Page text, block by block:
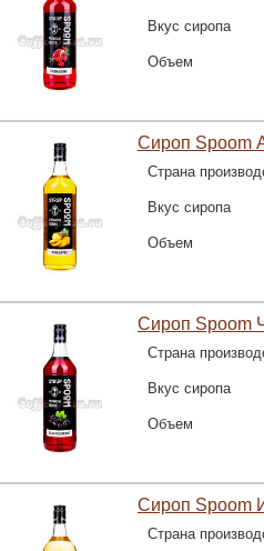
Вкус сиропа
Объем
Сироп Spoom
Страна
Вкус сиропа
Объем
Сироп Spoom
Страна
Вкус сиропа
Объем
Сироп Spoom
Страна